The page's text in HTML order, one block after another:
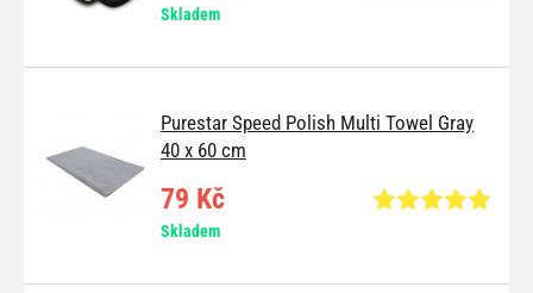
Skladem
Purestar Speed Polish Multi Towel Gray
40 x 60 cm
79 Kč
Skladem